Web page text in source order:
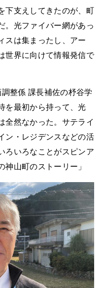
下支えしてきたのが、町
。光ファイバー網があっ
スは集まったし、アー
世界に向けて情報発信で
整係 課長補佐の杼谷学
を最初から持って、光
全然なかった。サテライ
ン・レジデンスなどの活
ろいろなことがスピンア
神山町のストーリー」